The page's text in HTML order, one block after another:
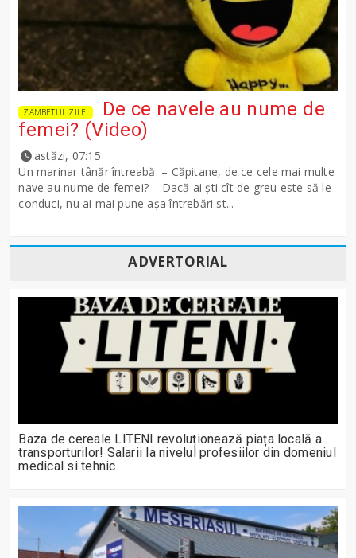
ZAMBETUL ZILEI
De ce navele au nume de
femei? (Video)
astăzi, 07:15
Un marinar tânăr întreabă: – Căpitane, de ce cele mai multe
nave au nume de femei? – Dacă ai şti cît de greu este să le
conduci, nu ai mai pune așa întrebări st...
ADVERTORIAL
Baza de cereale LITENI revoluționează piața locală a
transporturilor! Salarii la nivelul profesiilor din domeniul
medical si tehnic